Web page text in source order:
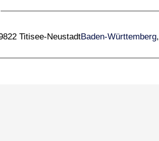
Titisee-NeustadtBaden-Württemberg,